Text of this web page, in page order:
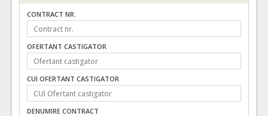
CONTRACT NR.
OFERTANT CASTIGATOR
CUI OFERTANT CASTIGATOR
DENUMIRE CONTRACT